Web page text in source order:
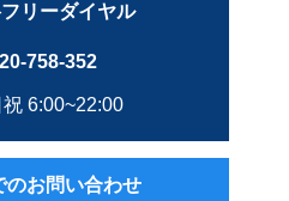
リーダイヤル
758-352
6:00~22:00
のお問い合わせ